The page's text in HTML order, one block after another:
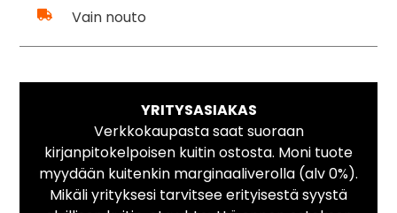
Vain nouto
YRITYSASIAKAS
Verkkokaupasta saat suoraan
kirjanpitokelpoisen kuitin ostosta. Moni tuote
myydään kuitenkin marginaaliverolla (alv 0%).
Mikäli yrityksesi tarvitsee erityisestä syystä